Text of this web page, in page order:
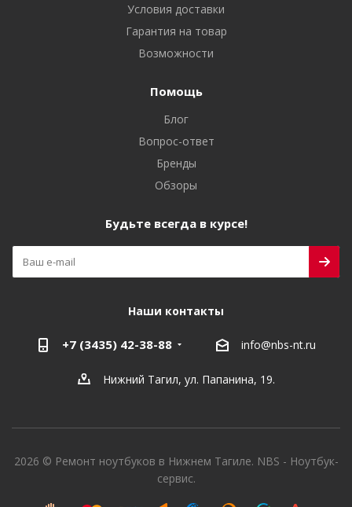
Условия доставки
Гарантия на товар
Возможности
Помощь
Блог
Вопрос-ответ
Бренды
Обзоры
Будьте всегда в курсе!
Наши контакты
+7 (3435) 42-38-88 info@nbs-nt.ru
Нижний Тагил, ул. Папанина, 19.
2026 © Ремонт ноутбуков в Нижнем Тагиле. NBS - Ноутбук-
сервис.